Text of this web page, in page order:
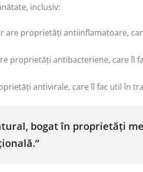
inclusiv:
are proprietăți antiinflamatoare,
proprietăți antibacteriene, care îl
antivirale, care îl fac util în
bogat în proprietăți